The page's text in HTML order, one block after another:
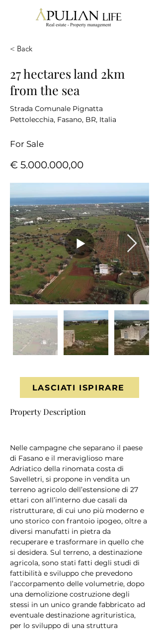
< Back
27 hectares land 2km
from the sea
Strada Comunale Pignatta
Pettolecchia, Fasano, BR, Italia
For Sale
€ 5.000.000,00
LASCIATI ISPIRARE
Property Description
Nelle campagne che separano il paese
di Fasano e il meraviglioso mare
Adriatico della rinomata costa di
Savelletri, si propone in vendita un
terreno agricolo dell’estensione di 27
ettari con all’interno due casali da
ristrutturare, di cui uno più moderno e
uno storico con frantoio ipogeo, oltre a
diversi manufatti in pietra da
recuperare e trasformare in quello che
si desidera. Sul terreno, a destinazione
agricola, sono stati fatti degli studi di
fattibilità e sviluppo che prevedono
l’accorpamento delle volumetrie, dopo
una demolizione costruzione degli
stessi in un unico grande fabbricato ad
eventuale destinazione agrituristica,
per lo sviluppo di una struttura